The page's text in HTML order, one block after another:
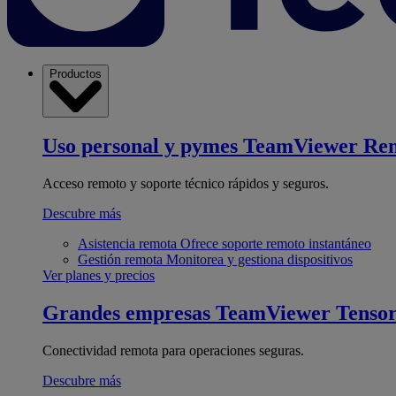
Productos
Uso personal y pymes TeamViewer
Acceso remoto y soporte técnico rápidos y seguros.
Descubre más
Asistencia remota Ofrece soporte remoto instantáneo
Gestión remota Monitorea y gestiona dispositivos
Ver planes y precios
Grandes empresas TeamViewer Tensor
Conectividad remota para operaciones seguras.
Descubre más